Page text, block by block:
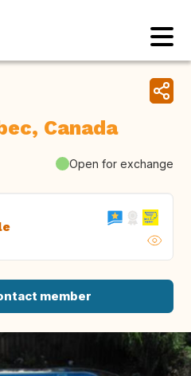
Canada
Open for exchange
member